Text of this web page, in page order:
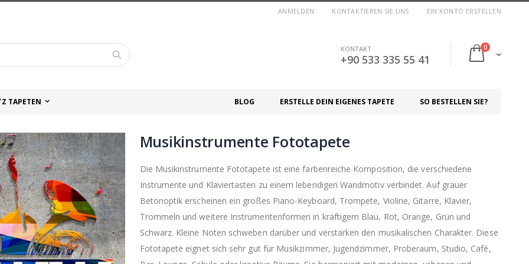
ANMELDEN KONTAKTIEREN SIE UNS EIN KONTO ERSTELLEN
Cart
0
Suche KONTAKT
+90 533 335 55 41
TAPETEN SO BESTELLEN SIE?
ERSTELLE DEIN EIGENES TAPETE
BLOG
Musikinstrumente Fototapete
Die Musikinstrumente Fototapete ist eine farbenreiche Komposition, die verschiedene
Instrumente und Klaviertasten zu einem lebendigen Wandmotiv verbindet. Auf grauer
Betonoptik erscheinen ein großes Piano-Keyboard, Trompete, Violine, Gitarre, Klavier,
Trommeln und weitere Instrumentenformen in kräftigem Blau, Rot, Orange, Grün und
Schwarz. Kleine Noten schweben darüber und verstärken den musikalischen Charakter. Diese
Fototapete eignet sich sehr gut für Musikzimmer, Jugendzimmer, Proberaum, Studio, Café,